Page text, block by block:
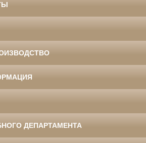
ДЕПАРТАМЕНТА